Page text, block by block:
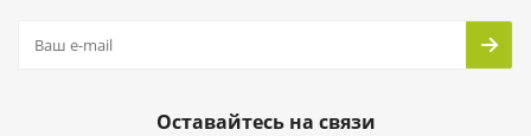
Оставайтесь на связи